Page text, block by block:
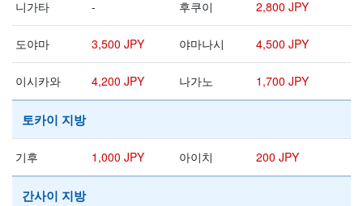
니가타 - 후쿠이 2,800 JPY
도야마 3,500 JPY 야마나시 4,500 JPY
이시카와 4,200 JPY 나가노 1,700 JPY
토카이 지방
기후 1,000 JPY 아이치 200 JPY
간사이 지방